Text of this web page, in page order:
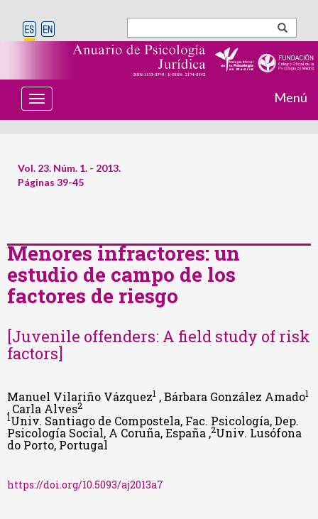
T
o
g
n
a
t
i
n
Menú
Vol. 23. Núm. 1. - 2013.
Páginas 39-45
Menores infractores: un
estudio de campo de los
factores de riesgo
[Juvenile offenders: A field study of risk
factors]
Manuel Vilariño Vázquez1 , Bárbara González Amado1
, Carla Alves2
1Univ. Santiago de Compostela, Fac. Psicología, Dep.
Psicología Social, A Coruña, España ,2Univ. Lusófona
do Porto, Portugal
https://doi.org/10.5093/aj2013a7